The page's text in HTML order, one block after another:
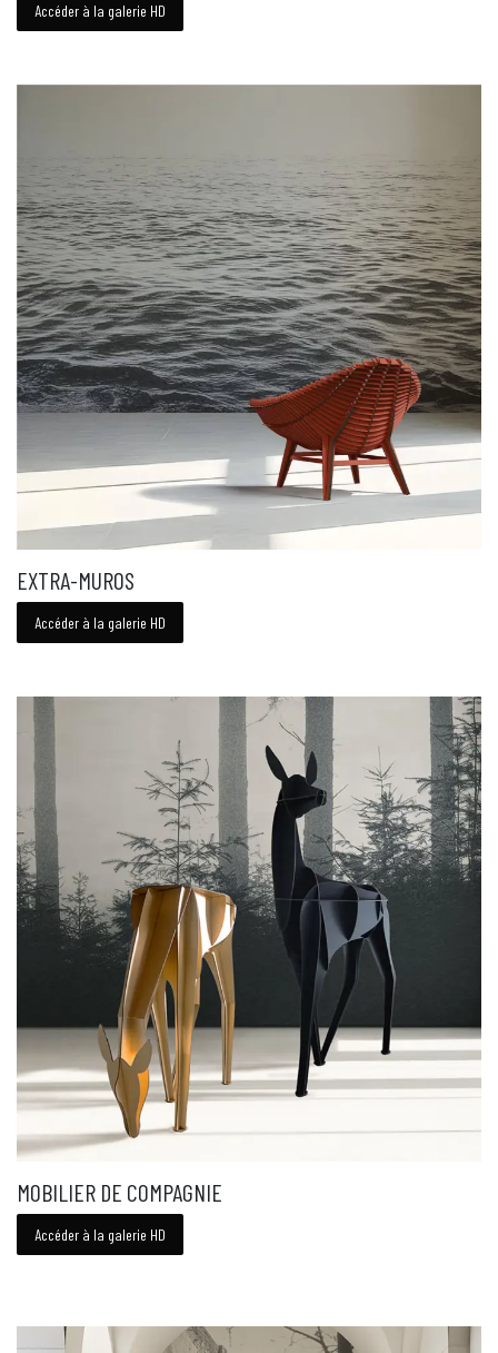
Accéder à la galerie HD
EXTRA-MUROS
Accéder à la galerie HD
MOBILIER DE COMPAGNIE
Accéder à la galerie HD